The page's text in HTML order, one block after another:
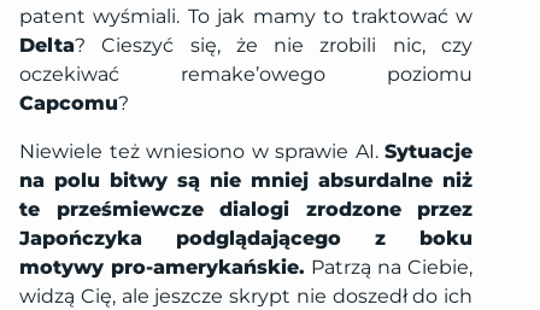
patent wyśmiali. To jak mamy to traktować w
Delta? Cieszyć się, że nie zrobili nic, czy
oczekiwać remake’owego poziomu
Capcomu?
Niewiele też wniesiono w sprawie AI. Sytuacje
na polu bitwy są nie mniej absurdalne niż
te prześmiewcze dialogi zrodzone przez
Japończyka podglądającego z boku
motywy pro-amerykańskie. Patrzą na Ciebie,
widzą Cię, ale jeszcze skrypt nie doszedł do ich